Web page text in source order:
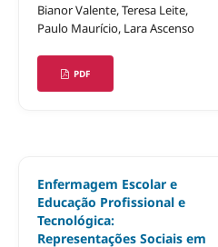
Bianor Valente, Teresa Leite,
Paulo Maurício, Lara Ascenso
PDF
Enfermagem Escolar e
Educação Profissional e
Tecnológica:
Representações Sociais em